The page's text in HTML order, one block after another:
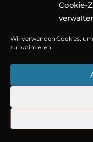
Cookie-
Wir verwenden Cookies,
zu optimieren.
condimentum dictum.
lorem a, blandit
Audio Player
Phasellus eleifend
Donec a lacus id
Mauris malesuada
© Copyright